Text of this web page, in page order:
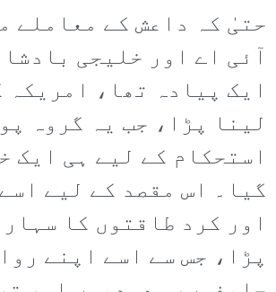
حتیٰ کہ داعش کے معاملے
آئی اے اور خلیجی
ایک پیادہ تھا،
لینا پڑا، جب یہ گروہ
استحکام کے لیے ہی ایک
گیا۔ اس مقصد کے لیے
اور کرد طاقتوں کا
پڑا، جس سے اسے اپنے